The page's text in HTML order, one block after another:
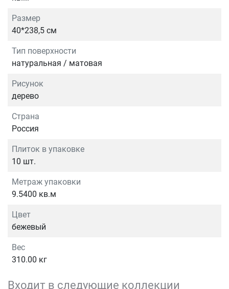
Размер
40*238,5 см
Тип поверхности
натуральная / матовая
Рисунок
дерево
Страна
Россия
Плиток в упаковке
10 шт.
Метраж упаковки
9.5400 кв.м
Цвет
бежевый
Вес
310.00 кг
Входит в следующие коллекции